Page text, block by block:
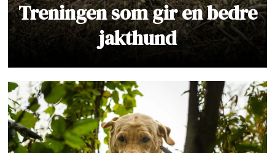
Treningen som gir en bedre
jakthund